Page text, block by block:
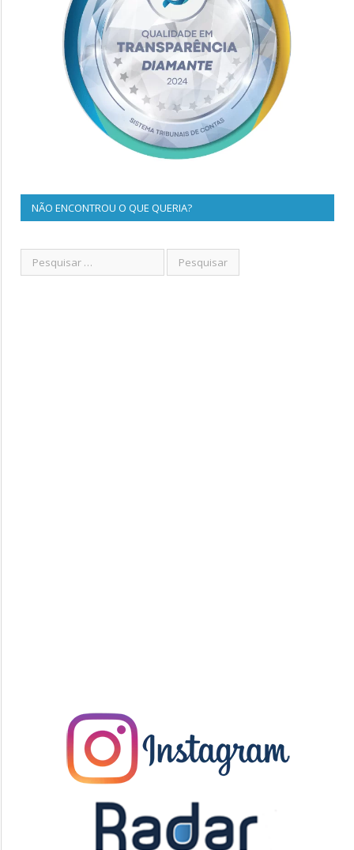
NÃO ENCONTROU O QUE QUERIA?